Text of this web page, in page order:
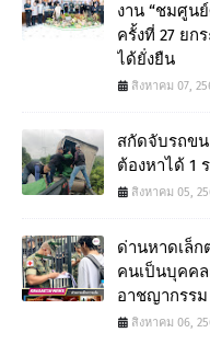
งาน “ชมศูน
ครั้งที่ 27 ยก
ได้ยั่งยืน
สิงหาคม 07,
สกัดจับรถข
ต้องหาได้ 1
สิงหาคม 05,
ด่านหาดเล็ก
คนเป็นบุคค
อาชญากรร
สิงหาคม 06,